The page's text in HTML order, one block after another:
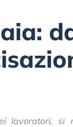
lavoratori, si